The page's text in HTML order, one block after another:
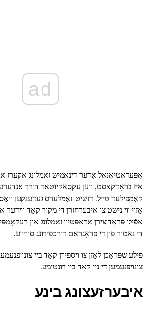
ad
אָפּעראַטיאָנאַל אָדער דינאַמיש זאַמלונג אַקערז
איז בראָדקאַסט, ווען עקסאַקיוטאַד דורך
קאָמפּילעד טייל. דזשיט-זאַמלערס געדענקען וואָס
אַזוי ווי נישט צו איבערחזרן די מקור קאָד ווידער
אַפֿילו פּראָדוצירן אַדאַפּטיוו זאַמלונג און
די נאַטור פון די פּראָגראַם דורכפירונג סוויווע.
פילע שפּראַכן לאָזן צו ויספירן קאָד ביי
צונויפנעמען די נייַ קאָד ביי רונטימע.
איבערזעצונג בינע